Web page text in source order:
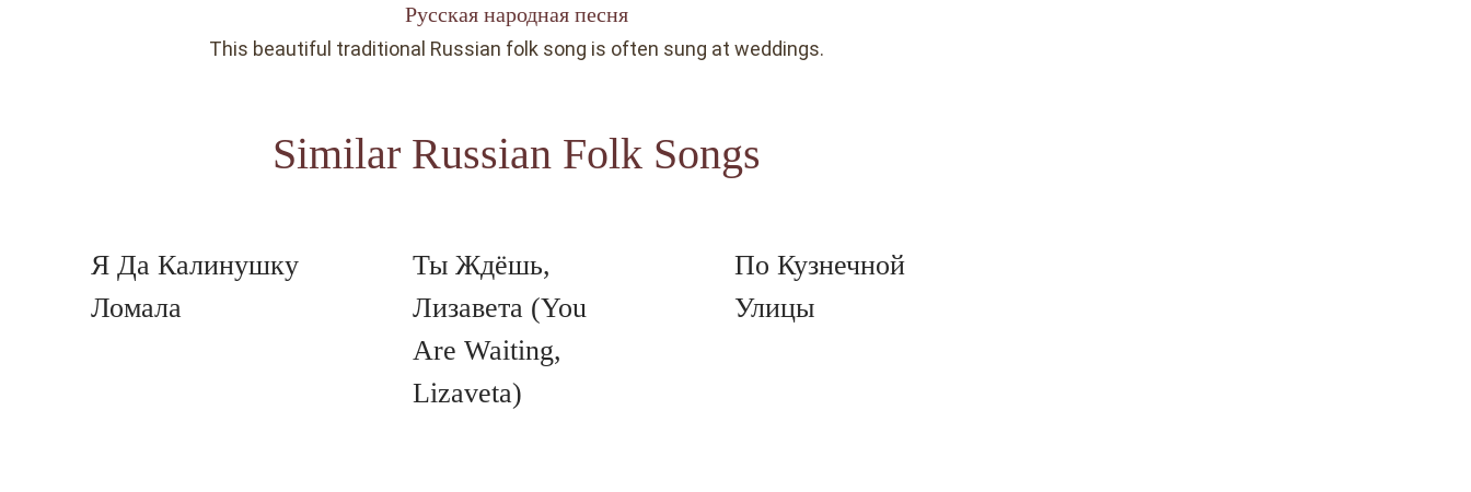
Русская народная песня
This beautiful traditional Russian folk song is often sung at weddings.
Similar Russian Folk Songs
Я Да Калинушку
Ломала
Ты Ждёшь,
Лизавета (You
Are Waiting,
Lizaveta)
По Кузнечной
Улицы